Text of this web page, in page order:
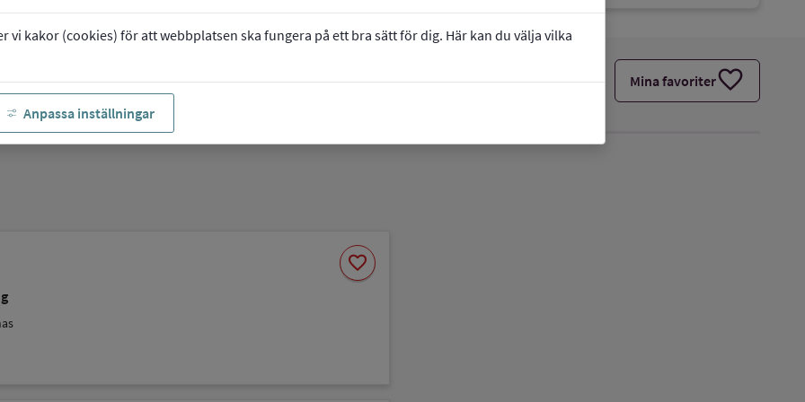
vi kakor (cookies) för att webbplatsen ska fungera på ett bra sätt för dig. Här kan du välja vilka
Anpassa inställningar
Mina favoriterfavorite
favorite
Spara
som